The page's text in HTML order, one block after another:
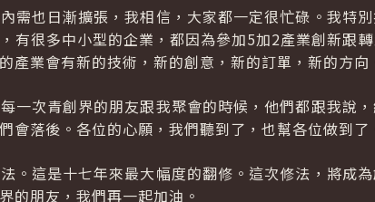
需也日漸擴張，我相信，大家都一定很忙碌。我特
有很多中小型的企業，都因為參加5加2產業創新跟
產業會有新的技術，新的創意，新的訂單，新的方向
一次青創界的朋友跟我聚會的時候，他們都跟我說
會落後。各位的心願，我們聽到了，也幫各位做到了
。這是十七年來最大幅度的翻修。這次修法，將成
的朋友，我們再一起加油。